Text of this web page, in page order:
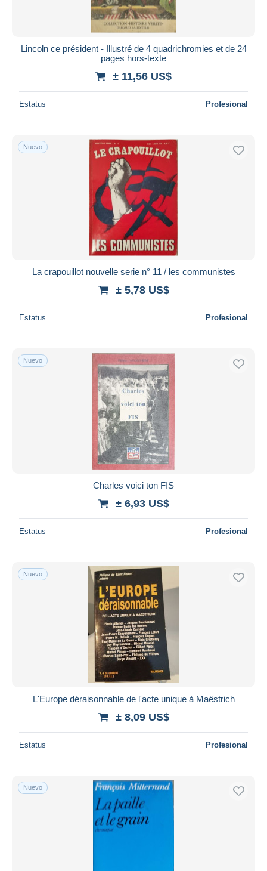
Lincoln ce président - Illustré de 4 quadrichromies et de 24
pages hors-texte
± 11,56 US$
Estatus Profesional
Nuevo
La crapouillot nouvelle serie n° 11 / les communistes
± 5,78 US$
Estatus Profesional
Nuevo
Charles voici ton FIS
± 6,93 US$
Estatus Profesional
Nuevo
L'Europe déraisonnable de l'acte unique à Maëstrich
± 8,09 US$
Estatus Profesional
Nuevo